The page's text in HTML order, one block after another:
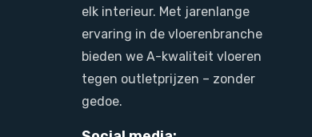
elk interieur. Met jarenlange
ervaring in de vloerenbranche
bieden we A-kwaliteit vloeren
tegen outletprijzen – zonder
gedoe.